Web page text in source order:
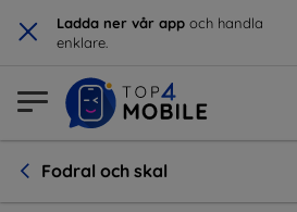
× Ladda ner vår app och handla
enklare.
Fodral och skal